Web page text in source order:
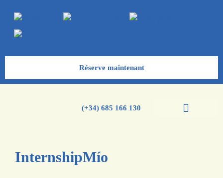
Réserve maintenant
(+34) 685 166 130
InternshipMío